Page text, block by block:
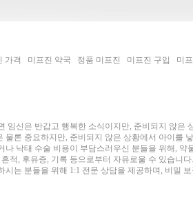
가격 미프진 약국 정품 미프진 미프진 구입 미
임신은 반갑고 행복한 소식이지만, 준비되지 않은
물론 중요하지만, 준비되지 않은 상황에서 아이를
나 낙태 수술 비용이 부담스러우신 분들을 위해, 약
적, 후유증, 기록 등으로부터 자유로울 수 있습니다.
시는 분들을 위해 1:1 전문 상담을 제공하며, 비밀